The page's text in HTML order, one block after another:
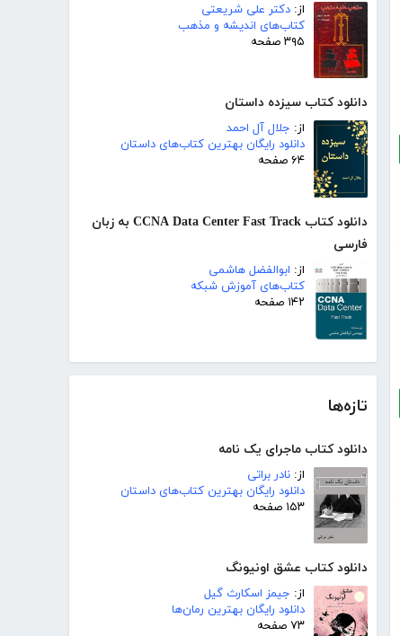
از: دکتر علی شریعتی
کتاب‌های اندیشه و مذهب
۳۹۵ صفحه
دانلود کتاب سیزده داستان
از: جلال آل احمد
دانلود رایگان بهترین کتاب‌های داستان
۶۴ صفحه
دانلود کتاب CCNA Data Center Fast Track به زبان
فارسی
از: ابوالفضل هاشمی
کتاب‌های آموزش شبکه
۱۴۲ صفحه
تازه‌ها
دانلود کتاب ماجرای یک نامه
از: نادر براتی
دانلود رایگان بهترین کتاب‌های داستان
۱۵۳ صفحه
دانلود کتاب عشق اونیونگ
از: جیمز اسکارث گیل
دانلود رایگان بهترین رمان‌ها
۷۳ صفحه